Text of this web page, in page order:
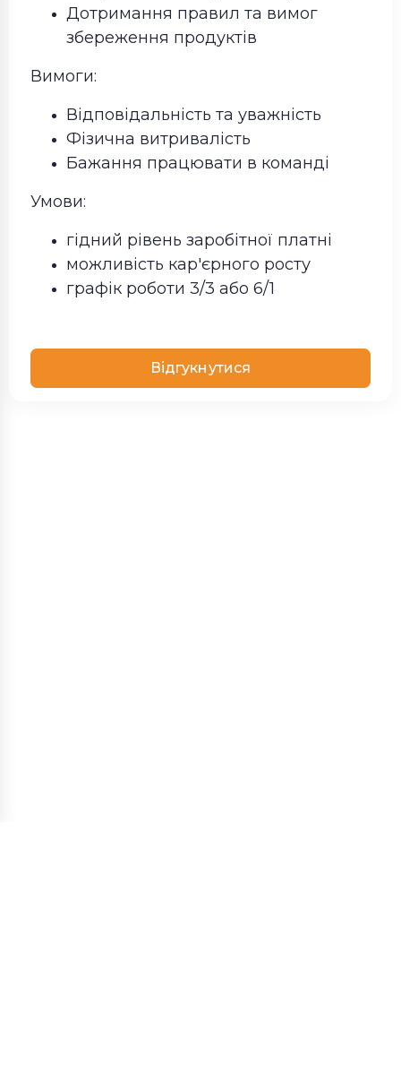
Дотримання правил та вимог
збереження продуктів
Вимоги:
Відповідальність та уважність
Фізична витривалість
Бажання працювати в команді
Умови:
гідний рівень заробітної платні
можливість кар'єрного росту
графік роботи 3/3 або 6/1
Відгукнутися